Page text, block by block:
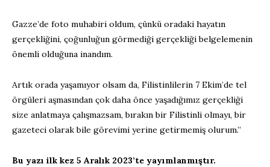
Gazze’de foto muhabiri oldum, çünkü oradaki hayatın
gerçekliğini, çoğunluğun görmediği gerçekliği belgelemenin
önemli olduğuna inandım.
Artık orada yaşamıyor olsam da, Filistinlilerin 7 Ekim’de tel
örgüleri aşmasından çok daha önce yaşadığımız gerçekliği
size anlatmaya çalışmazsam, bırakın bir Filistinli olmayı, bir
gazeteci olarak bile görevimi yerine getirmemiş olurum.”
Bu yazı ilk kez 5 Aralık 2023’te yayımlanmıştır.